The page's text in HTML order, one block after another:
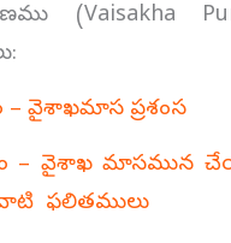
(Vaisakha
వైశాఖమాస ప్రశంస
– వైశాఖ మాసమున
ఫలితములు